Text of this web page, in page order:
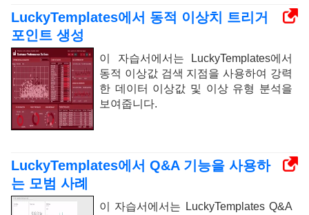
LuckyTemplates에서 동적 이상치 트리거
포인트 생성
이 자습서에서는 LuckyTemplates에서
동적 이상값 검색 지점을 사용하여 강력
한 데이터 이상값 및 이상 유형 분석을
보여줍니다.
LuckyTemplates에서 Q&A 기능을 사용하
는 모범 사례
이 자습서에서는 LuckyTemplates Q&A